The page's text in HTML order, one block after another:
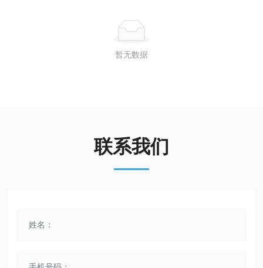
暂无数据
联系我们